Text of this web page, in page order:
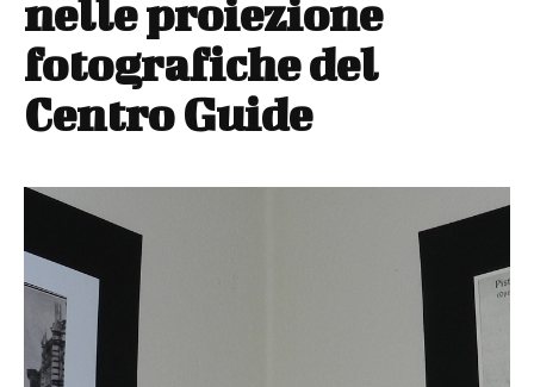
nelle proiezione
fotografiche del
Centro Guide